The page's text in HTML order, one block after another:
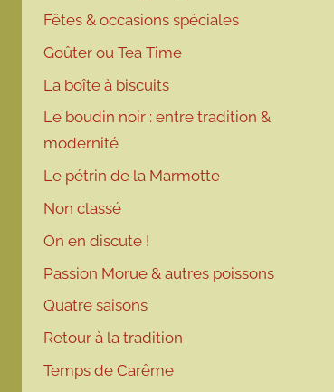
Fêtes & occasions spéciales
Goûter ou Tea Time
La boîte à biscuits
Le boudin noir : entre tradition &
modernité
Le pétrin de la Marmotte
Non classé
On en discute !
Passion Morue & autres poissons
Quatre saisons
Retour à la tradition
Temps de Carême